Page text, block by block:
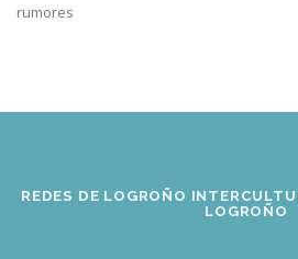
rumores
REDES DE LOGROÑO
LOGROÑO